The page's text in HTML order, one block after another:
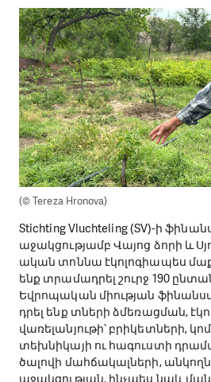
(© Tereza Hronova)
Stichting Vluchteling (SV)-ի
աջակցությամբ Վայոց ձորի և
ական տոննա էկոլոգիապես
ենք տրամադրել շուրջ 190
Եվրոպական միության
դրել ենք տների ձմեռացման,
վառելանյութի՝ բրիկետների,
տեխնիկայի ու հագուստի
ծալովի մահճակալների,
աջակցության, ինչպես նաև